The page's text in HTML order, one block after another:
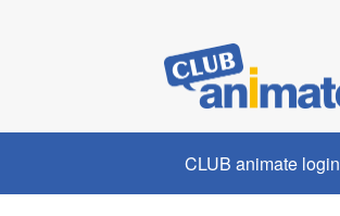
CLUB animate login